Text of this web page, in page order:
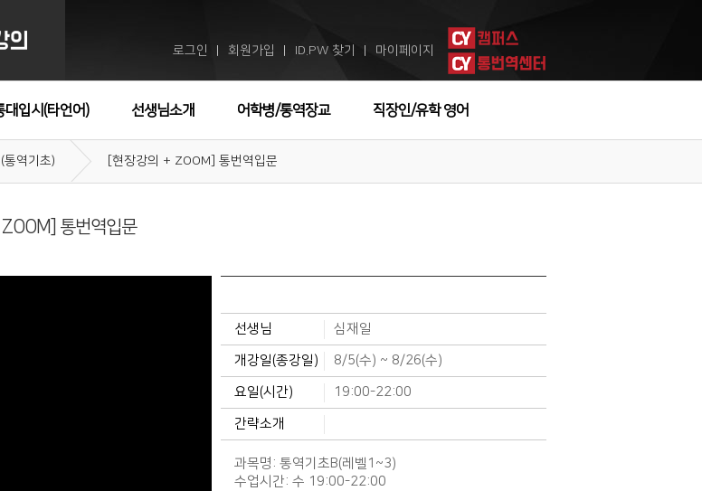
로그인 회원가입 ID.PW 찾기 마이페이지
대입시(타언어) 선생님소개 어학병/통역장교 직장인/유학 영어
통역기초) [현장강의 + ZOOM] 통번역입문
ZOOM] 통번역입문
선생님 심재일
개강일(종강일) 8/5(수) ~ 8/26(수)
요일(시간) 19:00-22:00
간략소개
과목명: 통역기초B(레벨1~3)
수업시간: 수 19:00-22:00